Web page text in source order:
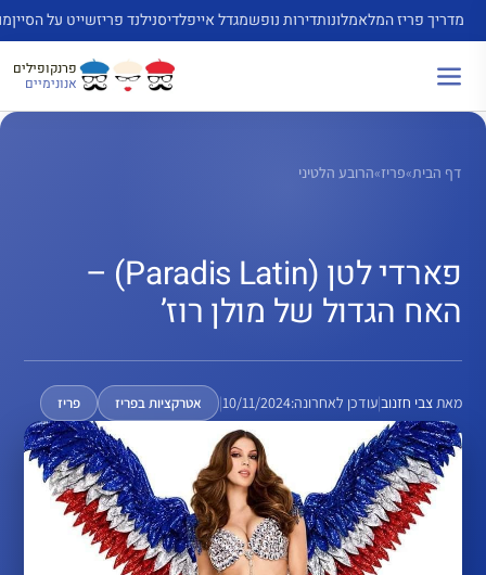
לדלג
לתוכן
מדריך פריז המלאמלונותדירות נופשמגדל אייפלדיסנילנד פריזשייט על הסיין
פרנקופילים
אנונימיים
דף הבית»פריז»הרובע הלטיני
פארדי לטן (Paradis Latin) –
האח הגדול של מולן רוז’
מאתצבי חזנוב|עודכן לאחרונה:10/11/2024
| אטרקציות בפריז פריז